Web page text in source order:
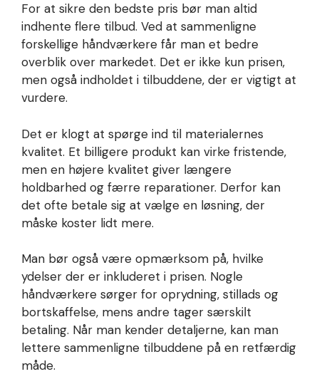
For at sikre den bedste pris bør man altid
indhente flere tilbud. Ved at sammenligne
forskellige håndværkere får man et bedre
overblik over markedet. Det er ikke kun prisen,
men også indholdet i tilbuddene, der er vigtigt at
vurdere.
Det er klogt at spørge ind til materialernes
kvalitet. Et billigere produkt kan virke fristende,
men en højere kvalitet giver længere
holdbarhed og færre reparationer. Derfor kan
det ofte betale sig at vælge en løsning, der
måske koster lidt mere.
Man bør også være opmærksom på, hvilke
ydelser der er inkluderet i prisen. Nogle
håndværkere sørger for oprydning, stillads og
bortskaffelse, mens andre tager særskilt
betaling. Når man kender detaljerne, kan man
lettere sammenligne tilbuddene på en retfærdig
måde.